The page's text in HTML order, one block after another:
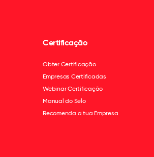
Certificação
Obter Certificação
Empresas Certificadas
Webinar Certificação
Manual do Selo
Recomenda a tua Empresa